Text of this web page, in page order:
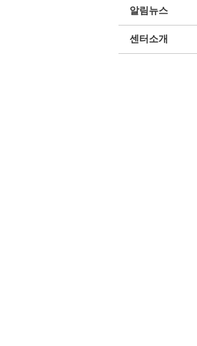
알림뉴스
센터소개